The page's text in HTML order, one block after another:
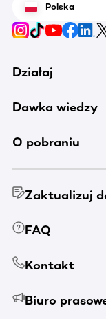
Polska
Działaj
Dawka wiedzy
O pobraniu
Zaktualizuj
FAQ
Kontakt
Biuro